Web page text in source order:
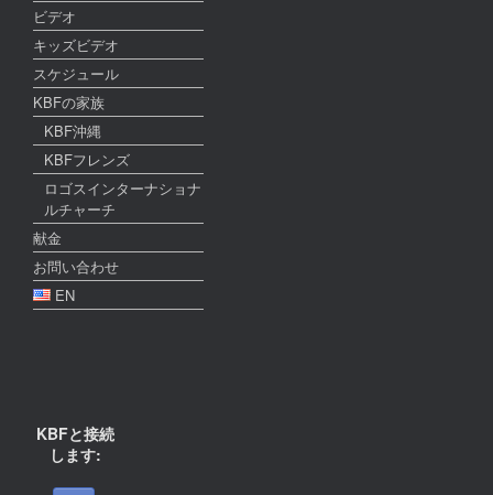
ビデオ
キッズビデオ
スケジュール
KBFの家族
KBF沖縄
KBFフレンズ
ロゴスインターナショナ
ルチャーチ
献金
お問い合わせ
EN
KBFと接続
します: